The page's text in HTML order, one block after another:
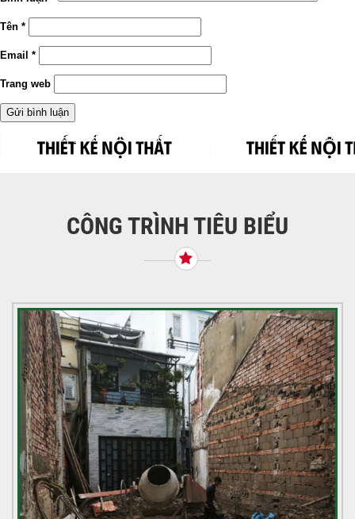
Tên *
Email *
Trang web
hướng
Được đăng trong
THIẾT KẾ NỘI THẤT HIỆN ĐẠI – CÔNG TRÌNH P9, TÂN
CÔNG TRÌNH TIÊU BIỂU